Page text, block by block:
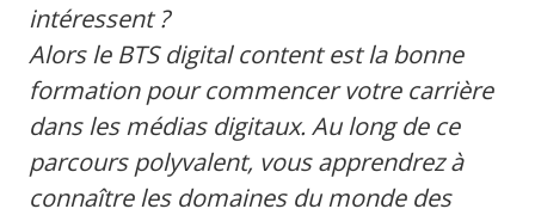
intéressent ?
Alors le BTS digital content est la bonne
formation pour commencer votre carrière
dans les médias digitaux. Au long de ce
parcours polyvalent, vous apprendrez à
connaître les domaines du monde des